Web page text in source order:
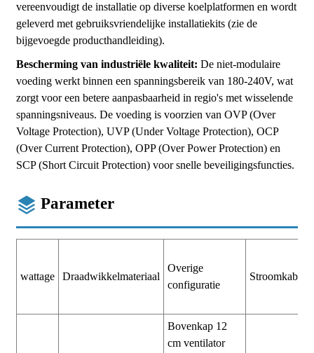
vereenvoudigt de installatie op diverse koelplatformen en wordt
geleverd met gebruiksvriendelijke installatiekits (zie de
bijgevoegde producthandleiding).
Bescherming van industriële kwaliteit: De niet-modulaire
voeding werkt binnen een spanningsbereik van 180-240V, wat
zorgt voor een betere aanpasbaarheid in regio's met wisselende
spanningsniveaus. De voeding is voorzien van OVP (Over
Voltage Protection), UVP (Under Voltage Protection), OCP
(Over Current Protection), OPP (Over Power Protection) en
SCP (Short Circuit Protection) voor snelle beveiligingsfuncties.
Parameter
wattage Draadwikkelmateriaal
Overige
configuratie
Stroomkabel
Bovenkap 12
cm ventilator